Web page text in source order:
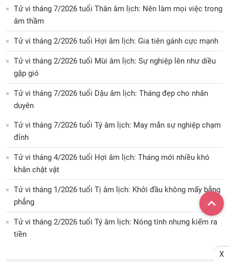
Tử vi tháng 7/2026 tuổi Thân âm lịch: Nên làm mọi việc trong
âm thầm
Tử vi tháng 2/2026 tuổi Hợi âm lịch: Gia tiên gánh cực mạnh
Tử vi tháng 2/2026 tuổi Mùi âm lịch: Sự nghiệp lên như diều
gặp gió
Tử vi tháng 7/2026 tuổi Dậu âm lịch: Tháng đẹp cho nhân
duyên
Tử vi tháng 7/2026 tuổi Tý âm lịch: May mắn sự nghiệp chạm
đỉnh
Tử vi tháng 4/2026 tuổi Hợi âm lịch: Tháng mới nhiều khó
khăn chật vật
Tử vi tháng 1/2026 tuổi Tị âm lịch: Khởi đầu không mấy bằng
phẳng
Tử vi tháng 2/2026 tuổi Tý âm lịch: Nóng tính nhưng kiếm ra
tiền
X